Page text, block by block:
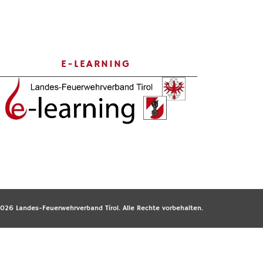
E-LEARNING
Landes-Feuerwehrverband Tirol. Alle Rechte vorbehalten.